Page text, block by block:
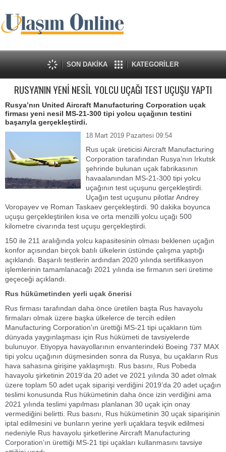
SON DAKİKA KATEGORİLER
RUSYA'NIN YENİ NESİL YOLCU UÇAĞI TEST UÇUŞU YAPTI
Rusya’nın United Aircraft Manufacturing Corporation uçak
firması yeni nesil MS-21-300 tipi yolcu uçağının testini
başarıyla gerçekleştirdi.
18 Mart 2019 Pazartesi 09:54
Rus uçak üreticisi Aircraft Manufacturing
Corporation tarafından Rusya’nın Irkutsk
şehrinde bulunan uçak fabrikasının
havaalanından MS-21-300 tipi yolcu
uçağının test uçuşunu gerçekleştirdi.
Uçağın test uçuşunu pilotlar Andrey
Voropayev ve Roman Taskaev gerçekleştirdi. 90 dakika boyunca
uçuşu gerçekleştirilen kısa ve orta menzilli yolcu uçağı 500
kilometre civarında test uçuşu gerçekleştirdi.
150 ile 211 aralığında yolcu kapasitesinin olması beklenen uçağın
konfor açısından birçok batılı ülkelerin üstünde çalışma yaptığı
açıklandı. Başarılı testlerin ardından 2020 yılında sertifikasyon
işlemlerinin tamamlanacağı 2021 yılında ise firmanın seri üretime
geçeceği açıklandı.
Rus hükümetinden yerli uçak önerisi
Rus firması tarafından daha önce üretilen başta Rus havayolu
firmaları olmak üzere başka ülkelerce de tercih edilen
Manufacturing Corporation’ın ürettiği MS-21 tipi uçakların tüm
dünyada yaygınlaşması için Rus hükümeti de tavsiyelerde
bulunuyor. Etiyopya havayollarının envanterindeki Boeing 737 MAX
tipi yolcu uçağının düşmesinden sonra da Rusya, bu uçakların Rus
hava sahasına girişine yaklaşmıştı. Rus basını, Rus Pobeda
havayolu şirketinin 2019’da 20 adet ve 2021 yılında 30 adet olmak
üzere toplam 50 adet uçak siparişi verdiğini 2019’da 20 adet uçağın
teslimi konusunda Rus hükümetinin daha önce izin verdiğini ama
2021 yılında teslimi yapılması planlanan 30 uçak için onay
vermediğini belirtti. Rus basını, Rus hükümetinin 30 uçak siparişinin
iptal edilmesini ve bunların yerine yerli uçaklara teşvik edilmesi
nedeniyle Rus havayolu şirketlerine Aircraft Manufacturing
Corporation’ın ürettiği MS-21 tipi uçakları kullanmasını tavsiye